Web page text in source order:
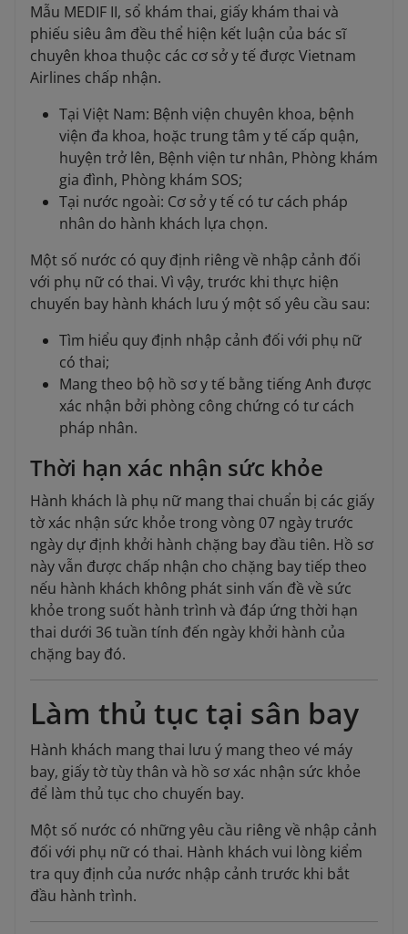
Mẫu MEDIF II, sổ khám thai, giấy khám thai và
phiếu siêu âm đều thể hiện kết luận của bác sĩ
chuyên khoa thuộc các cơ sở y tế được Vietnam
Airlines chấp nhận.
Tại Việt Nam: Bệnh viện chuyên khoa, bệnh
viện đa khoa, hoặc trung tâm y tế cấp quận,
huyện trở lên, Bệnh viện tư nhân, Phòng khám
gia đình, Phòng khám SOS;
Tại nước ngoài: Cơ sở y tế có tư cách pháp
nhân do hành khách lựa chọn.
Một số nước có quy định riêng về nhập cảnh đối
với phụ nữ có thai. Vì vậy, trước khi thực hiện
chuyến bay hành khách lưu ý một số yêu cầu sau:
Tìm hiểu quy định nhập cảnh đối với phụ nữ
có thai;
Mang theo bộ hồ sơ y tế bằng tiếng Anh được
xác nhận bởi phòng công chứng có tư cách
pháp nhân.
Thời hạn xác nhận sức khỏe
Hành khách là phụ nữ mang thai chuẩn bị các giấy
tờ xác nhận sức khỏe trong vòng 07 ngày trước
ngày dự định khởi hành chặng bay đầu tiên. Hồ sơ
này vẫn được chấp nhận cho chặng bay tiếp theo
nếu hành khách không phát sinh vấn đề về sức
khỏe trong suốt hành trình và đáp ứng thời hạn
thai dưới 36 tuần tính đến ngày khởi hành của
chặng bay đó.
Làm thủ tục tại sân bay
Hành khách mang thai lưu ý mang theo vé máy
bay, giấy tờ tùy thân và hồ sơ xác nhận sức khỏe
để làm thủ tục cho chuyến bay.
Một số nước có những yêu cầu riêng về nhập cảnh
đối với phụ nữ có thai. Hành khách vui lòng kiểm
tra quy định của nước nhập cảnh trước khi bắt
đầu hành trình.